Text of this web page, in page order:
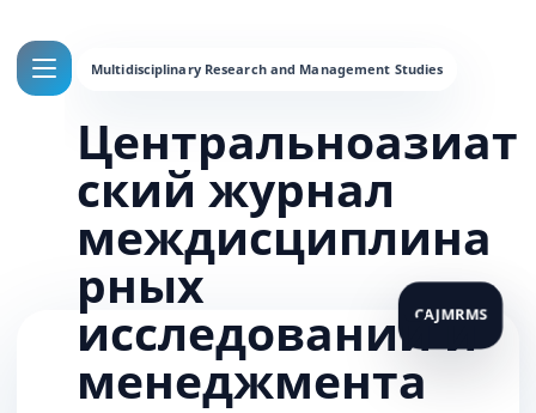
Центральноазиат
ский журнал
междисциплина
рных
исследований и
менеджмента